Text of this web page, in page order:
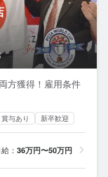
方獲得！雇用条件
与あり 新卒歓迎
： 36万円〜50万円